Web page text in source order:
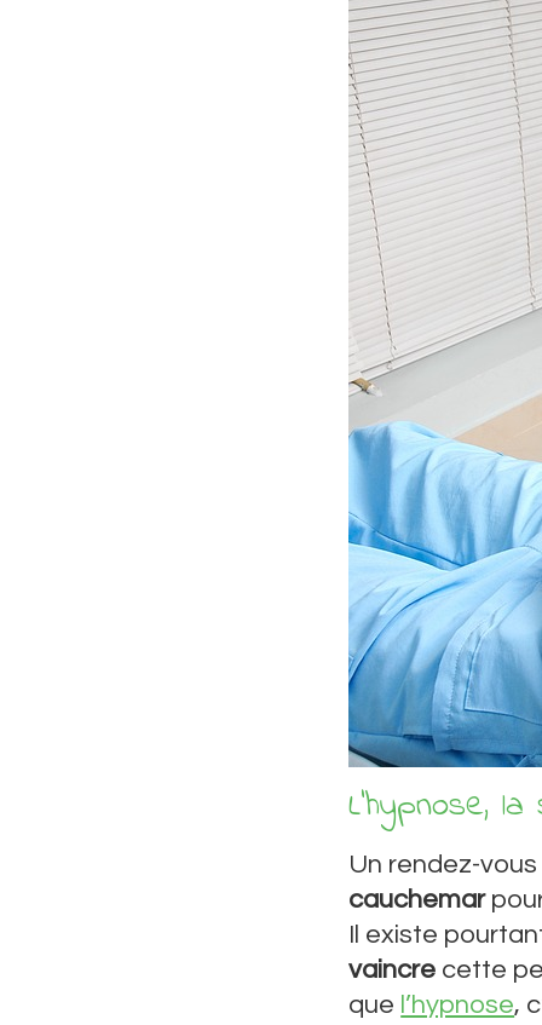
L’hypnose,
Un rendez-
cauchemar
Il existe
vaincre cette
que l’hypnose,